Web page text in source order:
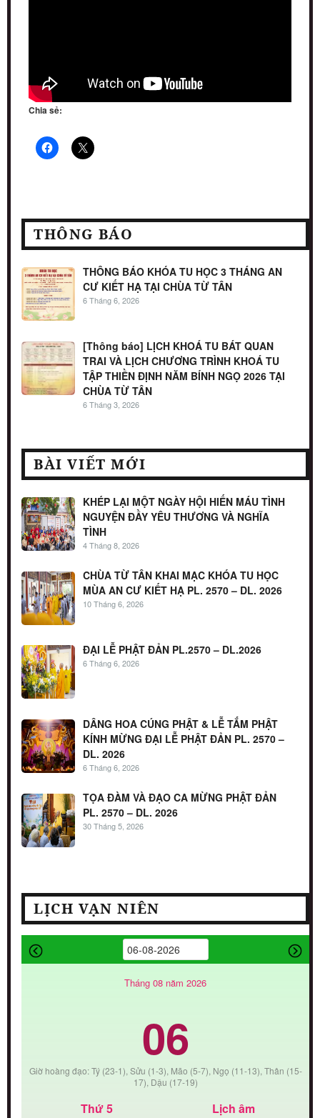
Chia sẻ:
THÔNG BÁO
THÔNG BÁO KHÓA TU HỌC 3 THÁNG AN
CƯ KIẾT HẠ TẠI CHÙA TỪ TÂN
6 Tháng 6, 2026
[Thông báo] LỊCH KHOÁ TU BÁT QUAN
TRAI VÀ LỊCH CHƯƠNG TRÌNH KHOÁ TU
TẬP THIỀN ĐỊNH NĂM BÍNH NGỌ 2026 TẠI
CHÙA TỪ TÂN
6 Tháng 3, 2026
BÀI VIẾT MỚI
KHÉP LẠI MỘT NGÀY HỘI HIẾN MÁU TÌNH
NGUYỆN ĐẦY YÊU THƯƠNG VÀ NGHĨA
TÌNH
4 Tháng 8, 2026
CHÙA TỪ TÂN KHAI MẠC KHÓA TU HỌC
MÙA AN CƯ KIẾT HẠ PL. 2570 – DL. 2026
10 Tháng 6, 2026
ĐẠI LỄ PHẬT ĐẢN PL.2570 – DL.2026
6 Tháng 6, 2026
DÂNG HOA CÚNG PHẬT & LỄ TẮM PHẬT
KÍNH MỪNG ĐẠI LỄ PHẬT ĐẢN PL. 2570 –
DL. 2026
6 Tháng 6, 2026
TỌA ĐÀM VÀ ĐẠO CA MỪNG PHẬT ĐẢN
PL. 2570 – DL. 2026
30 Tháng 5, 2026
LỊCH VẠN NIÊN
Tháng 08 năm 2026
06
Giờ hoàng đạo: Tý (23-1), Sửu (1-3), Mão (5-7), Ngọ (11-13), Thân (15-
17), Dậu (17-19)
Thứ 5 Lịch âm